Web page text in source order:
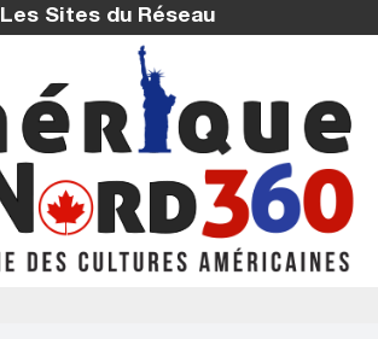
Les Sites du Réseau